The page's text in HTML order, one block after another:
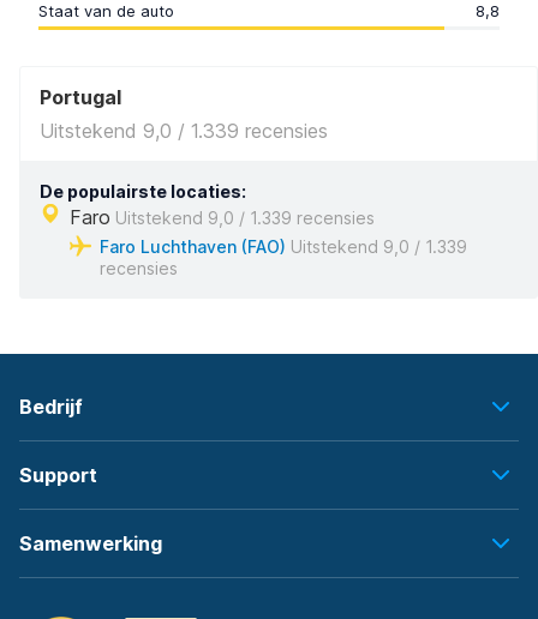
Staat van de auto 8,8
Portugal
Uitstekend 9,0 / 1.339 recensies
De populairste locaties:
Faro Uitstekend 9,0 / 1.339 recensies
Faro Luchthaven (FAO) Uitstekend 9,0 / 1.339
recensies
Bedrijf
Support
Samenwerking